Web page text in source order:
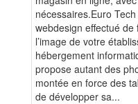
nécessaires.Euro
webdesign effectué
l’image de votre
hébergement
propose autant des
montée en force des
de développer sa...